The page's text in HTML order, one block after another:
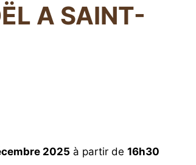
A SAINT-
2025 à partir de 16h30